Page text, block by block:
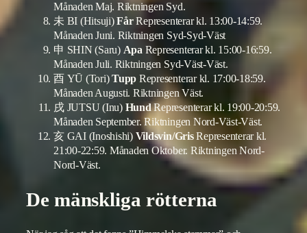
Månaden Maj. Riktningen Syd.
未 BI (Hitsuji)FårRepresenterar kl. 13:00-14:59.
Månaden Juni. Riktningen Syd-Syd-Väst
申 SHIN (Saru) ApaRepresenterar kl. 15:00-16:59.
Månaden Juli. Riktningen Syd-Väst-Väst.
酉 YŪ (Tori)Tupp Representerar kl. 17:00-18:59.
Månaden Augusti. Riktningen Väst.
戌 JUTSU (Inu) HundRepresenterar kl. 19:00-20:59.
Månaden September. Riktningen Nord-Väst-Väst.
亥 GAI (Inoshishi) Vildsvin/GrisRepresenterar kl.
21:00-22:59. Månaden Oktober. Riktningen Nord-
Nord-Väst.
De mänskliga rötterna